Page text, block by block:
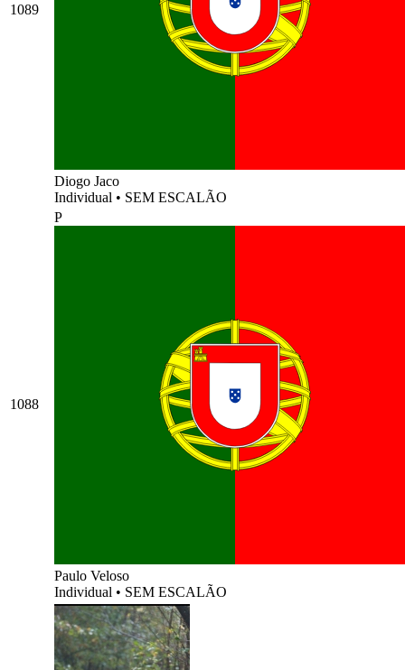
1089
Diogo Jaco
Individual • SEM ESCALÃO
1088
P
Paulo Veloso
Individual • SEM ESCALÃO